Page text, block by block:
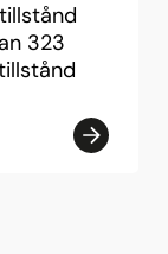
323